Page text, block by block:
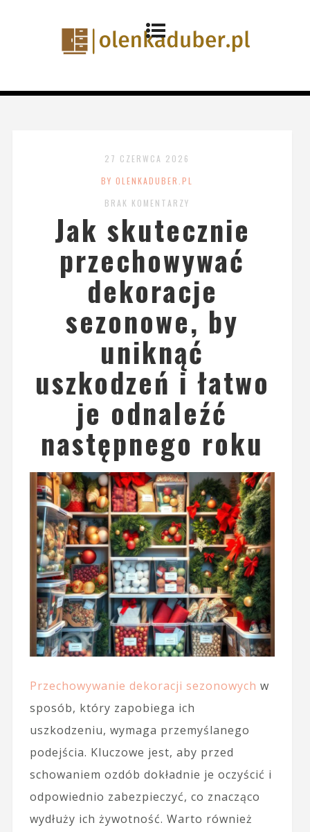
27 CZERWCA 2026
BY OLENKADUBER.PL
BRAK KOMENTARZY
Jak skutecznie
przechowywać
dekoracje
sezonowe, by
uniknąć
uszkodzeń i łatwo
je odnaleźć
następnego roku
Przechowywanie dekoracji sezonowych w
sposób, który zapobiega ich
uszkodzeniu, wymaga przemyślanego
podejścia. Kluczowe jest, aby przed
schowaniem ozdób dokładnie je oczyścić i
odpowiednio zabezpieczyć, co znacząco
wydłuży ich żywotność. Warto również